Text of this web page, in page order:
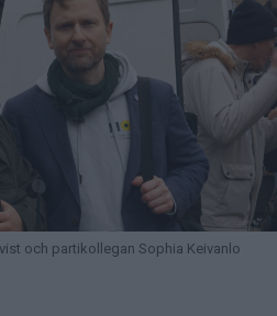
och partikollegan Sophia Keivanlo